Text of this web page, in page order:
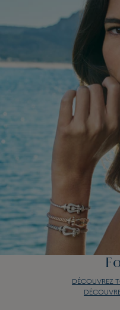
DÉCOUVREZ